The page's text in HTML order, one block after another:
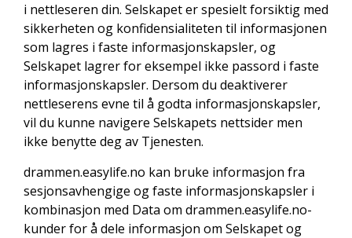
i nettleseren din. Selskapet er spesielt forsiktig med
sikkerheten og konfidensialiteten til informasjonen
som lagres i faste informasjonskapsler, og
Selskapet lagrer for eksempel ikke passord i faste
informasjonskapsler. Dersom du deaktiverer
nettleserens evne til å godta informasjonskapsler,
vil du kunne navigere Selskapets nettsider men
ikke benytte deg av Tjenesten.
drammen.easylife.no kan bruke informasjon fra
sesjonsavhengige og faste informasjonskapsler i
kombinasjon med Data om drammen.easylife.no-
kunder for å dele informasjon om Selskapet og